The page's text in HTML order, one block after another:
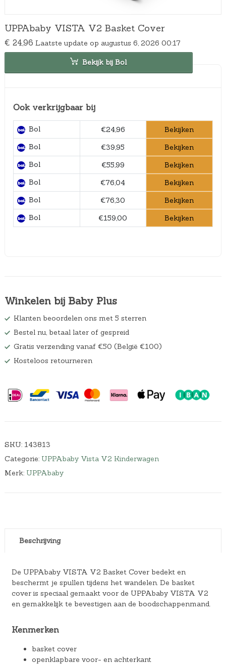
UPPAbaby VISTA V2 Basket Cover
€ 24,96 Laatste update op augustus 6, 2026 00:17
Bekijk bij Bol
Ook verkrijgbaar bij
Bol €24,96
Bekijken
Bol
€39,95
Bekijken
Bol
€55,99
Bekijken
Bol
€76,04
Bekijken
Bol
€76,30
Bekijken
Bol
€159,00 Bekijken
Winkelen bij Baby Plus
Klanten beoordelen ons met 5 sterren
Bestel nu, betaal later of gespreid
Gratis verzending vanaf €50 (België €100)
Kosteloos retourneren
SKU: 143813
Categorie: UPPAbaby Vista V2 Kinderwagen
Merk: UPPAbaby
Beschrijving
De UPPAbaby VISTA V2 Basket Cover bedekt en
beschermt je spullen tijdens het wandelen. De basket
cover is speciaal gemaakt voor de UPPAbaby VISTA V2
en gemakkelijk te bevestigen aan de boodschappenmand.
Kenmerken
basket cover
openklapbare voor- en achterkant